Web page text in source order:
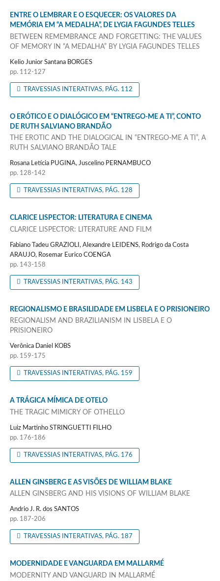
ENTRE O LEMBRAR E O ESQUECER: OS VALORES DA
MEMÓRIA EM “A MEDALHA”, DE LYGIA FAGUNDES TELLES
BETWEEN REMEMBRANCE AND FORGETTING: THE VALUES
OF MEMORY IN “A MEDALHA” BY LYGIA FAGUNDES TELLES
Kelio Junior Santana BORGES
pp. 112-127
TRAVESSIAS INTERATIVAS, PÁG. 112
O ERÓTICO E O DIALÓGICO EM “ENTREGO-ME A TI”, CONTO
DE RUTH SALVIANO BRANDÃO
THE EROTIC AND THE DIALOGICAL IN “ENTREGO-ME A TI”, A
RUTH SALVIANO BRANDÃO TALE
Rosana Letícia PUGINA, Juscelino PERNAMBUCO
pp. 128-142
TRAVESSIAS INTERATIVAS, PÁG. 128
CLARICE LISPECTOR: LITERATURA E CINEMA
CLARICE LISPECTOR: LITERATURE AND FILM
Fabiano Tadeu GRAZIOLI, Alexandre LEIDENS, Rodrigo da Costa
ARAUJO, Rosemar Eurico COENGA
pp. 143-158
TRAVESSIAS INTERATIVAS, PÁG. 143
REGIONALISMO E BRASILIDADE EM LISBELA E O PRISIONEIRO
REGIONALISM AND BRAZILIANISM IN LISBELA E O
PRISIONEIRO
Verônica Daniel KOBS
pp. 159-175
TRAVESSIAS INTERATIVAS, PÁG. 159
A TRÁGICA MÍMICA DE OTELO
THE TRAGIC MIMICRY OF OTHELLO
Luiz Martinho STRINGUETTI FILHO
pp. 176-186
TRAVESSIAS INTERATIVAS, PÁG. 176
ALLEN GINSBERG E AS VISÕES DE WILLIAM BLAKE
ALLEN GINSBERG AND HIS VISIONS OF WILLIAM BLAKE
Andrio J. R. dos SANTOS
pp. 187-206
TRAVESSIAS INTERATIVAS, PÁG. 187
MODERNIDADE E VANGUARDA EM MALLARMÉ
MODERNITY AND VANGUARD IN MALLARMÉ